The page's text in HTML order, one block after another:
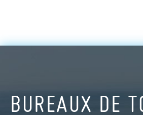
BUREAUX DE